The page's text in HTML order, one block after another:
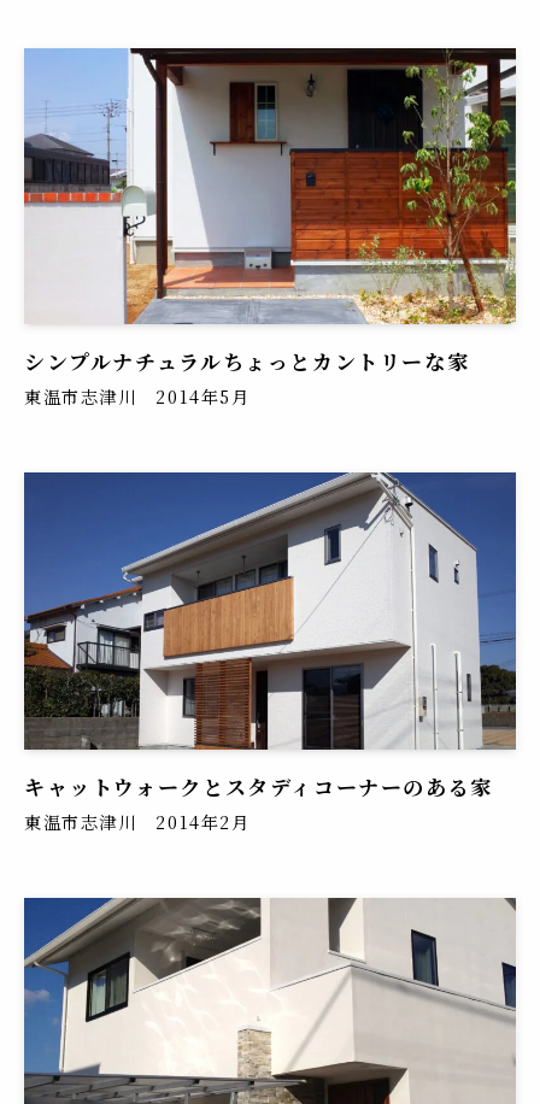
シンプルナチュラルちょっとカントリーな家
東温市志津川 2014年5月
キャットウォークとスタディコーナーのある家
東温市志津川 2014年2月